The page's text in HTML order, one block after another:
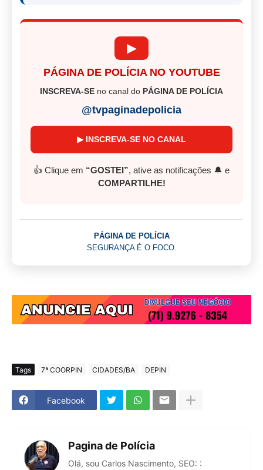
▶
PÁGINA DE POLÍCIA NO YOUTUBE
INSCREVA-SE no canal do PÁGINA DE POLÍCIA
@tvpaginadepolicia
▶ INSCREVA-SE NO CANAL
👍 Clique em “GOSTEI”, ative as notificações 🔔 e
COMPARTILHE!
PÁGINA DE POLÍCIA
SEGURANÇA É O FOCO.
Tags 7ª COORPIN CIDADES/BA DEPIN
Facebook
Pagina de Polícia
Olá, sou Carlos Nascimento, SEO: :